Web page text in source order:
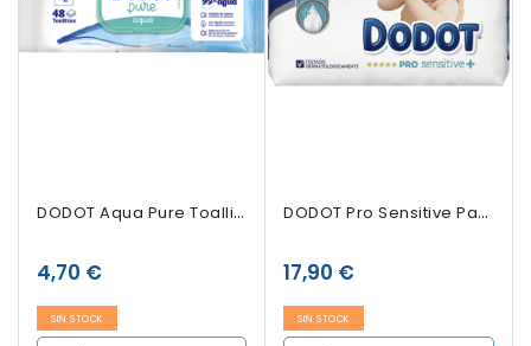
DODOT Aqua Pure Toallitas Para Bebé, 48 Unidades
4,70 €
SIN STOCK
DODOT Pro Sensitive Pañales Talla 2 De 4-8kg,...
17,90 €
SIN STOCK